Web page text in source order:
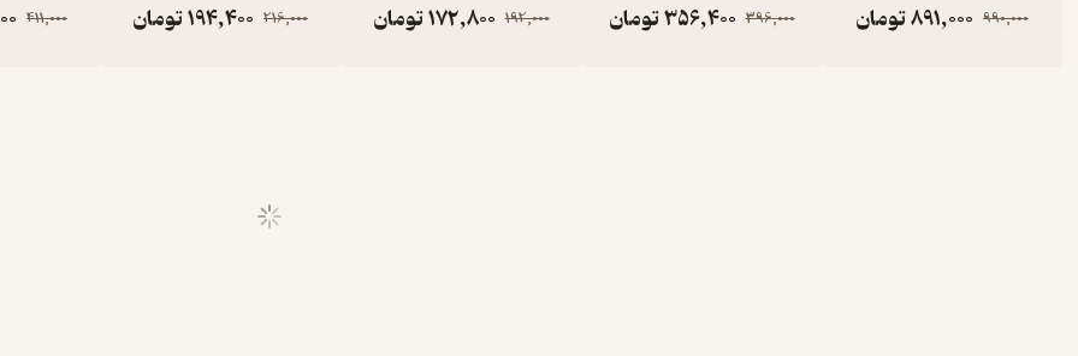
990,000
891,000تومان 396,000
356,400تومان 192,000
172,800تومان 216,000
194,400تومان 411,000